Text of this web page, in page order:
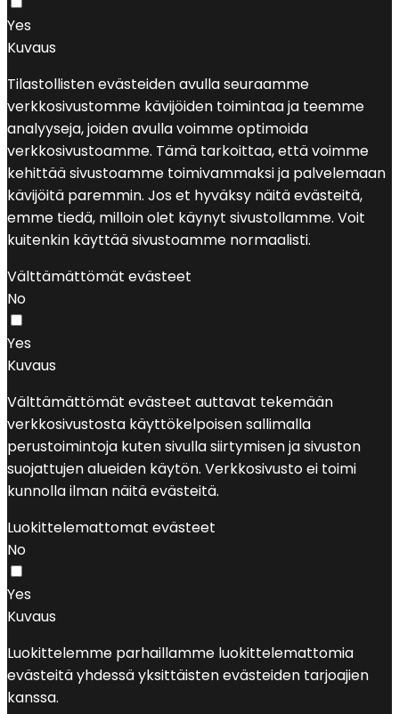
Yes
Kuvaus
Tilastollisten evästeiden avulla seuraamme
verkkosivustomme kävijöiden toimintaa ja teemme
analyyseja, joiden avulla voimme optimoida
verkkosivustoamme. Tämä tarkoittaa, että voimme
kehittää sivustoamme toimivammaksi ja palvelemaan
kävijöitä paremmin. Jos et hyväksy näitä evästeitä,
emme tiedä, milloin olet käynyt sivustollamme. Voit
kuitenkin käyttää sivustoamme normaalisti.
Välttämättömät evästeet
No
Yes
Kuvaus
Välttämättömät evästeet auttavat tekemään
verkkosivustosta käyttökelpoisen sallimalla
perustoimintoja kuten sivulla siirtymisen ja sivuston
suojattujen alueiden käytön. Verkkosivusto ei toimi
kunnolla ilman näitä evästeitä.
Luokittelemattomat evästeet
No
Yes
Kuvaus
Luokittelemme parhaillamme luokittelemattomia
evästeitä yhdessä yksittäisten evästeiden tarjoajien
kanssa.